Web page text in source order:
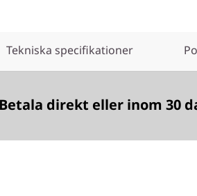
Tekniska specifikationer
Betala direkt eller inom 30